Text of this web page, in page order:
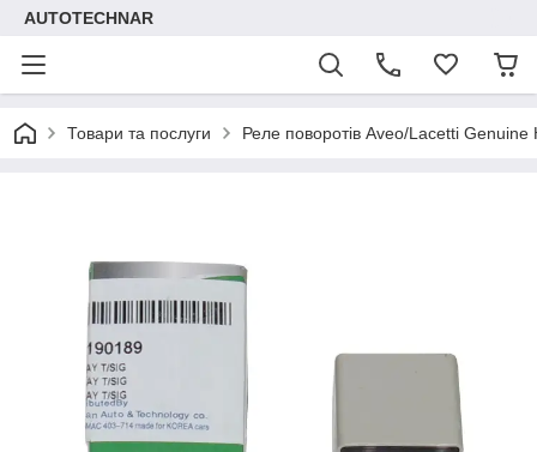
AUTOTECHNAR
Товари та послуги Реле поворотів Aveo/Lacetti Genuine